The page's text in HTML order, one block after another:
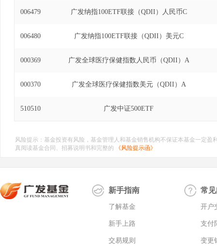
006479 广发纳指100ETF联接（QDII）人民币C
006480 广发纳指100ETF联接（QDII）美元C
000369 广发全球医疗保健指数人民币（QDII）A
000370 广发全球医疗保健指数美元（QDII）A
510510 广发中证500ETF
风险提示：基金投资有风险，基金管理人和基金销售机构不保证本基金一定
真阅读基金合同、招募说明书和完整的
《风险提示函》
新手指南
了解基金
新手上路
交易规则
常
开户
支付
变更